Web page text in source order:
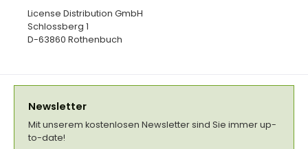
License Distribution GmbH
Schlossberg 1
D-63860 Rothenbuch
Newsletter
Mit unserem kostenlosen Newsletter sind Sie immer up-
to-date!